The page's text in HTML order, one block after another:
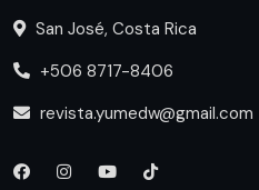
San José, Costa Rica
+506 8717-8406
revista.yumedw@gmail.com